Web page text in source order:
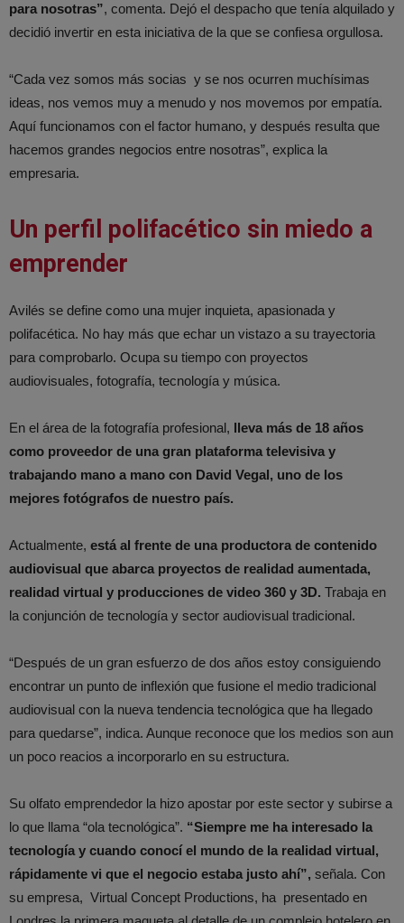
para nosotras”, comenta. Dejó el despacho que tenía alquilado y
decidió invertir en esta iniciativa de la que se confiesa orgullosa.
“Cada vez somos más socias y se nos ocurren muchísimas
ideas, nos vemos muy a menudo y nos movemos por empatía.
Aquí funcionamos con el factor humano, y después resulta que
hacemos grandes negocios entre nosotras”, explica la
empresaria.
Un perfil polifacético sin miedo a
emprender
Avilés se define como una mujer inquieta, apasionada y
polifacética. No hay más que echar un vistazo a su trayectoria
para comprobarlo. Ocupa su tiempo con proyectos
audiovisuales, fotografía, tecnología y música.
En el área de la fotografía profesional, lleva más de 18 años
como proveedor de una gran plataforma televisiva y
trabajando mano a mano con David Vegal, uno de los
mejores fotógrafos de nuestro país.
Actualmente, está al frente de una productora de contenido
audiovisual que abarca proyectos de realidad aumentada,
realidad virtual y producciones de video 360 y 3D. Trabaja en
la conjunción de tecnología y sector audiovisual tradicional.
“Después de un gran esfuerzo de dos años estoy consiguiendo
encontrar un punto de inflexión que fusione el medio tradicional
audiovisual con la nueva tendencia tecnológica que ha llegado
para quedarse”, indica. Aunque reconoce que los medios son aun
un poco reacios a incorporarlo en su estructura.
Su olfato emprendedor la hizo apostar por este sector y subirse a
lo que llama “ola tecnológica”. “Siempre me ha interesado la
tecnología y cuando conocí el mundo de la realidad virtual,
rápidamente vi que el negocio estaba justo ahí”, señala. Con
su empresa, Virtual Concept Productions, ha presentado en